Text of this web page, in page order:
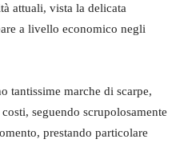
attuali, vista la delicata
a livello economico negli
tantissime marche di scarpe,
seguendo scrupolosamente
prestando particolare